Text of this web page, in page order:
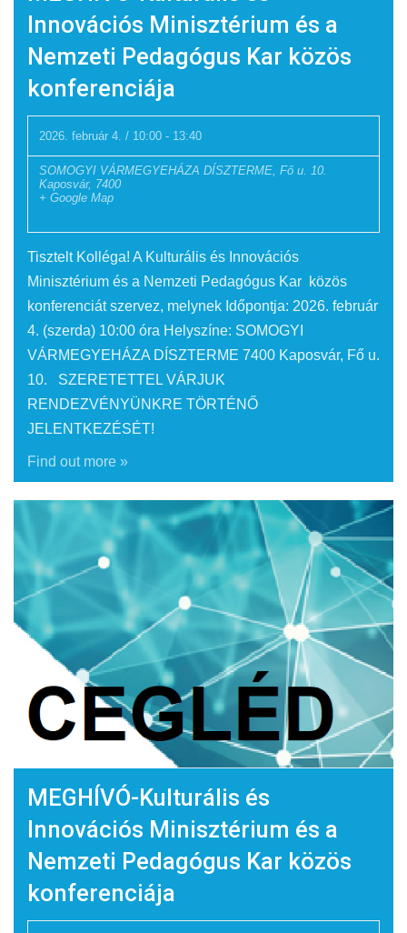
Innovációs Minisztérium és a
Nemzeti Pedagógus Kar közös
konferenciája
2026. február 4. / 10:00 - 13:40
SOMOGYI VÁRMEGYEHÁZA DÍSZTERME, Fő u. 10.
Kaposvár, 7400
+ Google Map
Tisztelt Kolléga! A Kulturális és Innovációs
Minisztérium és a Nemzeti Pedagógus Kar közös
konferenciát szervez, melynek Időpontja: 2026. február
4. (szerda) 10:00 óra Helyszíne: SOMOGYI
VÁRMEGYEHÁZA DÍSZTERME 7400 Kaposvár, Fő u.
10. SZERETETTEL VÁRJUK
RENDEZVÉNYÜNKRE TÖRTÉNŐ
JELENTKEZÉSÉT!
Find out more »
MEGHÍVÓ-Kulturális és
Innovációs Minisztérium és a
Nemzeti Pedagógus Kar közös
konferenciája